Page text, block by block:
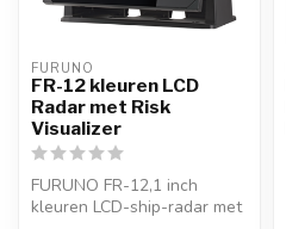
FURUNO
FR-12 kleuren LCD
Radar met Risk
Visualizer
FURUNO FR-12,1 inch
kleuren LCD-ship-radar met